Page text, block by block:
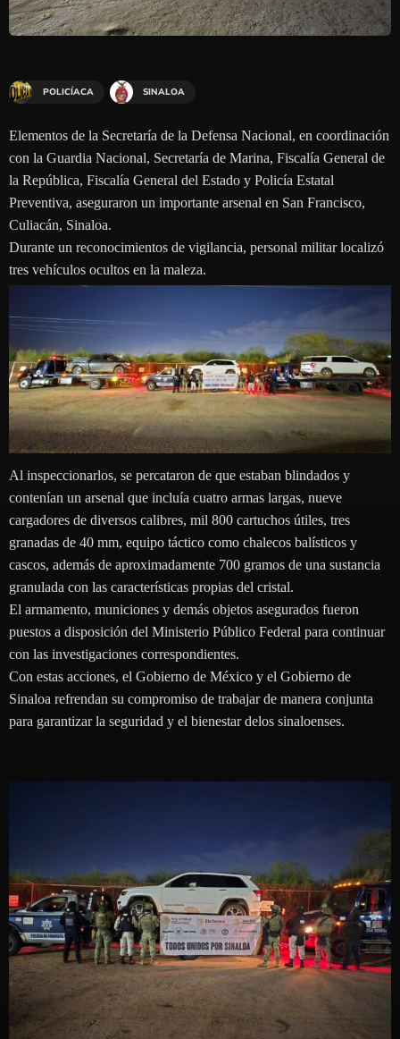
POLICÍACA SINALOA
Elementos de la Secretaría de la Defensa Nacional, en coordinación
con la Guardia Nacional, Secretaría de Marina, Fiscalía General de
la República, Fiscalía General del Estado y Policía Estatal
Preventiva, aseguraron un importante arsenal en San Francisco,
Culiacán, Sinaloa.
Durante un reconocimientos de vigilancia, personal militar localizó
tres vehículos ocultos en la maleza.
Al inspeccionarlos, se percataron de que estaban blindados y
contenían un arsenal que incluía cuatro armas largas, nueve
cargadores de diversos calibres, mil 800 cartuchos útiles, tres
granadas de 40 mm, equipo táctico como chalecos balísticos y
cascos, además de aproximadamente 700 gramos de una sustancia
granulada con las características propias del cristal.
El armamento, municiones y demás objetos asegurados fueron
puestos a disposición del Ministerio Público Federal para continuar
con las investigaciones correspondientes.
Con estas acciones, el Gobierno de México y el Gobierno de
Sinaloa refrendan su compromiso de trabajar de manera conjunta
para garantizar la seguridad y el bienestar delos sinaloenses.